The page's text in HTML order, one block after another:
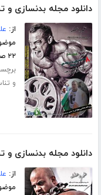
دانلود مجله بدنسازی و
از:
۲۲ صفحه
و
دانلود مجله بدنسازی و
از: